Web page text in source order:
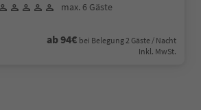
max. 6 Gäste
ab 94€ bei Belegung 2 Gäste / Nacht
Inkl. MwSt.